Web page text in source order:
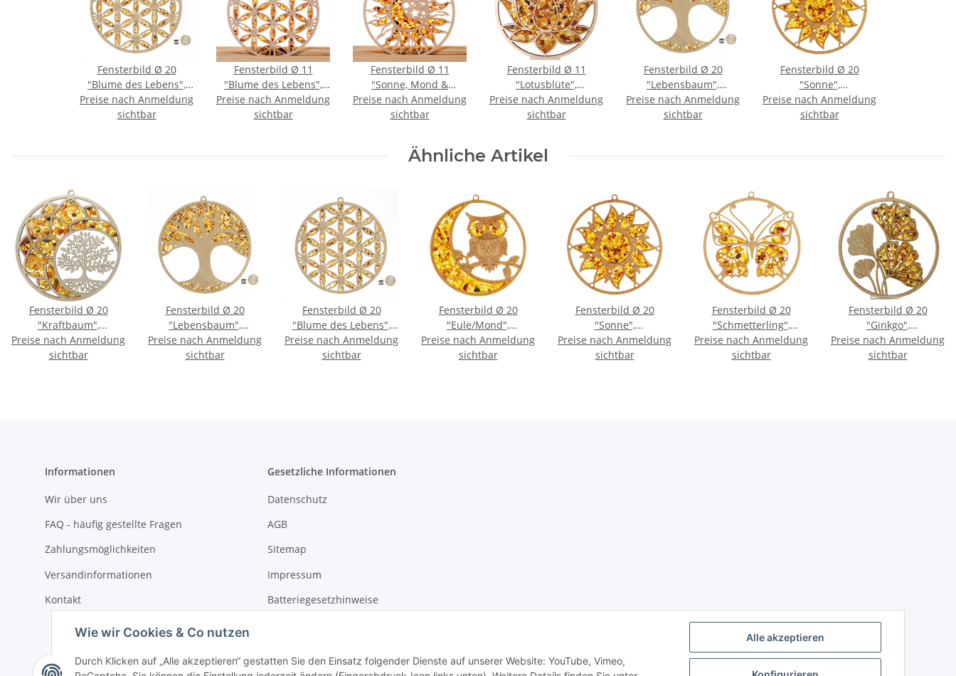
Alle akzeptieren
Wie wir Cookies & Co nutzen
Durch Klicken auf „Alle akzeptieren“ gestatten Sie den Einsatz folgender Dienste auf unserer Website: YouTube, Vimeo,
Fensterbild Ø 20
"Blume des Lebens",
Bernstein/Birke
Preise nach Anmeldung
sichtbar
Fensterbild Ø 11
"Blume des Lebens",
Bernstein/Birke
Preise nach Anmeldung
sichtbar
Fensterbild Ø 11
"Sonne, Mond &
Sterne",
Bernstein/Birke
Preise nach Anmeldung
sichtbar
Fensterbild Ø 11
"Lotusblüte",
Bernstein/Birke
Preise nach Anmeldung
sichtbar
Fensterbild Ø 20
"Lebensbaum",
Bernstein/Birke
Preise nach Anmeldung
sichtbar
Fensterbild Ø 20
"Sonne",
Bernstein/Birke
Preise nach Anmeldung
sichtbar
Ähnliche Artikel
Fensterbild Ø 20
"Kraftbaum",
Bernstein/Birke
Preise nach Anmeldung
sichtbar
Fensterbild Ø 20
"Lebensbaum",
Bernstein/Birke
Preise nach Anmeldung
sichtbar
Fensterbild Ø 20
"Blume des Lebens",
Bernstein/Birke
Preise nach Anmeldung
sichtbar
Fensterbild Ø 20
"Eule/Mond",
Bernstein/Birke
Preise nach Anmeldung
sichtbar
Fensterbild Ø 20
"Sonne",
Bernstein/Birke
Preise nach Anmeldung
sichtbar
Fensterbild Ø 20
"Schmetterling",
Bernstein/Birke
Preise nach Anmeldung
sichtbar
Fensterbild Ø 20
"Ginkgo",
Bernstein/Birke
Preise nach Anmeldung
sichtbar
Informationen
Wir über uns
FAQ - häufig gestellte Fragen
Zahlungsmöglichkeiten
Versandinformationen
Kontakt
Gesetzliche Informationen
Datenschutz
AGB
Sitemap
Impressum
Batteriegesetzhinweise